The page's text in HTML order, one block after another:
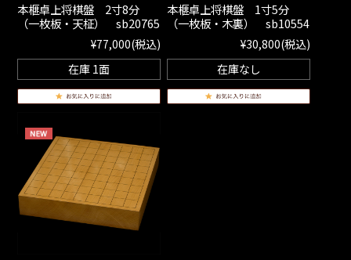
本榧卓上将棋盤 2寸8分
（一枚板・天柾） sb20765
¥77,000(税込)
在庫 1面
本榧卓上将棋盤 1寸5分
（一枚板・木裏） sb10554
¥30,800(税込)
在庫なし